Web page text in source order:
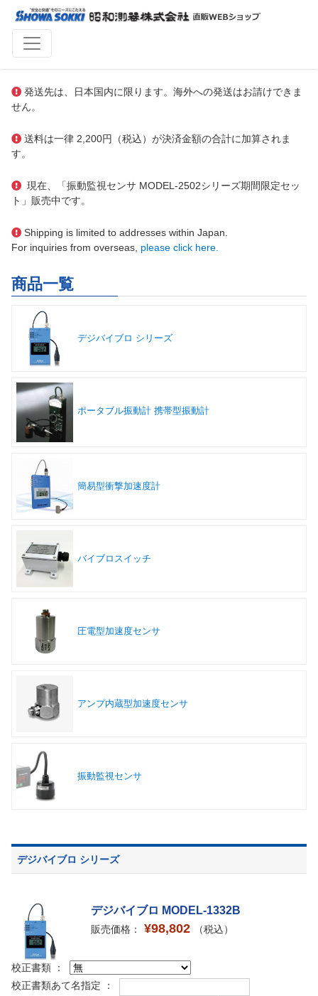
発送先は、日本国内に限ります。海外への発送はお請けできま
せん。
送料は一律 2,200円（税込）が決済金額の合計に加算されま
す。
現在、「振動監視センサ MODEL-2502シリーズ期間限定セッ
ト」販売中です。
Shipping is limited to addresses within Japan.
For inquiries from overseas, please click here.
商品一覧
デジバイブロ シリーズ
ポータブル振動計 携帯型振動計
簡易型衝撃加速度計
バイブロスイッチ
圧電型加速度センサ
アンプ内蔵型加速度センサ
振動監視センサ
デジバイブロ シリーズ
デジバイブロ MODEL-1332B
販売価格： ¥98,802 （税込）
校正書類 ：
校正書類あて名指定 ：